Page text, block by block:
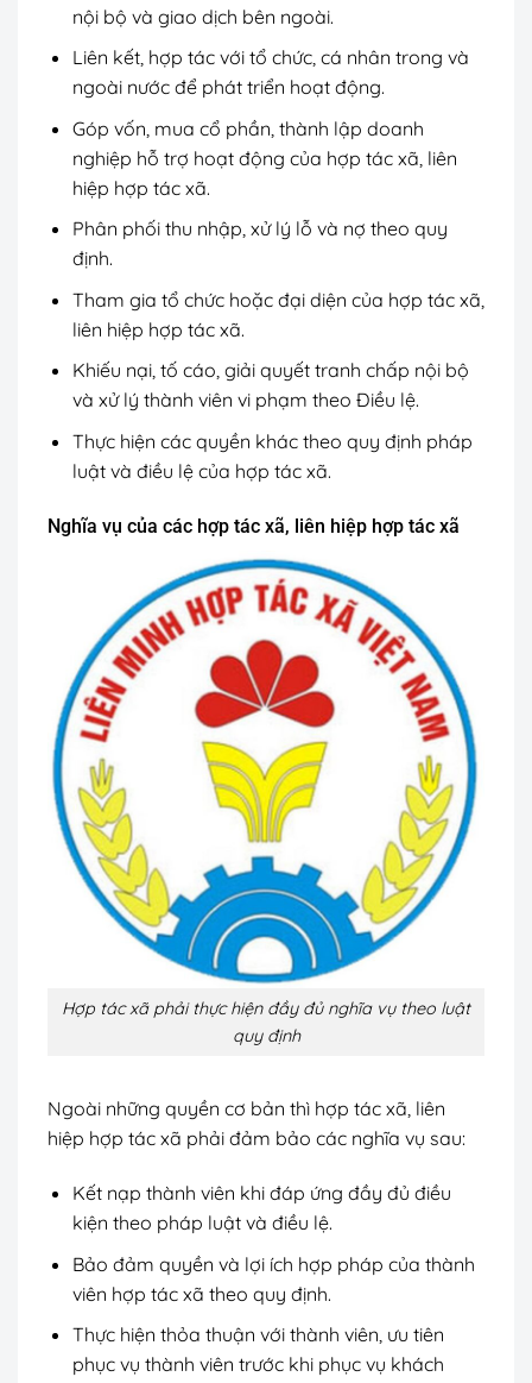
nội bộ và giao dịch bên ngoài.
Liên kết, hợp tác với tổ chức, cá nhân trong và
ngoài nước để phát triển hoạt động.
Góp vốn, mua cổ phần, thành lập doanh
nghiệp hỗ trợ hoạt động của hợp tác xã, liên
hiệp hợp tác xã.
Phân phối thu nhập, xử lý lỗ và nợ theo quy
định.
Tham gia tổ chức hoặc đại diện của hợp tác xã,
liên hiệp hợp tác xã.
Khiếu nại, tố cáo, giải quyết tranh chấp nội bộ
và xử lý thành viên vi phạm theo Điều lệ.
Thực hiện các quyền khác theo quy định pháp
luật và điều lệ của hợp tác xã.
Nghĩa vụ của các hợp tác xã, liên hiệp hợp tác xã
Hợp tác xã phải thực hiện đầy đủ nghĩa vụ theo luật
quy định
Ngoài những quyền cơ bản thì hợp tác xã, liên
hiệp hợp tác xã phải đảm bảo các nghĩa vụ sau:
Kết nạp thành viên khi đáp ứng đầy đủ điều
kiện theo pháp luật và điều lệ.
Bảo đảm quyền và lợi ích hợp pháp của thành
viên hợp tác xã theo quy định.
Thực hiện thỏa thuận với thành viên, ưu tiên
phục vụ thành viên trước khi phục vụ khách